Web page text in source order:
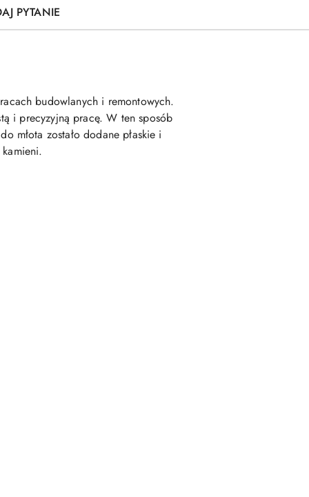
PYTANIE
budowlanych i remontowych.
i precyzyjną pracę. W ten sposób
młota zostało dodane płaskie i